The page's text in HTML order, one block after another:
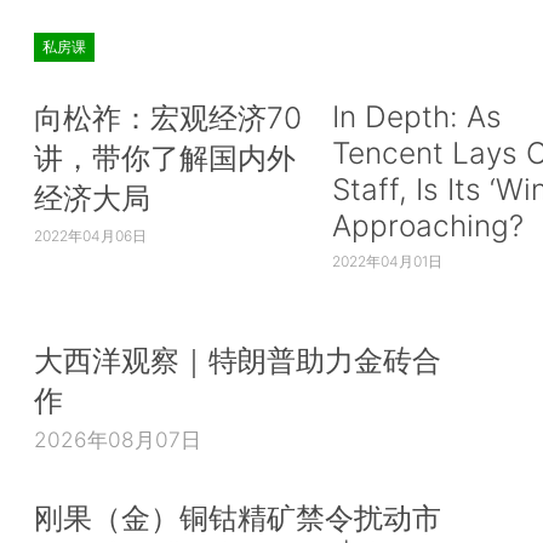
私房课
向松祚：宏观经济70
讲，带你了解国内外
经济大局
2022年04月06日
In Depth: As
Tencent Lays
Staff, Is Its
Approaching?
2022年04月01日
大西洋观察｜特朗普助力金砖合
作
2026年08月07日
刚果（金）铜钴精矿禁令扰动市